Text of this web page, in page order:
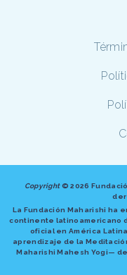
Copyright©2026
La Fundación Maharishi ha
continente latinoamericano
oficial en América
aprendizaje de la
Maharishi Mahesh Yogi—